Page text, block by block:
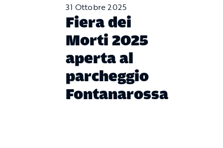
31 Ottobre 2025
Fiera dei
Morti 2025
aperta al
parcheggio
Fontanarossa